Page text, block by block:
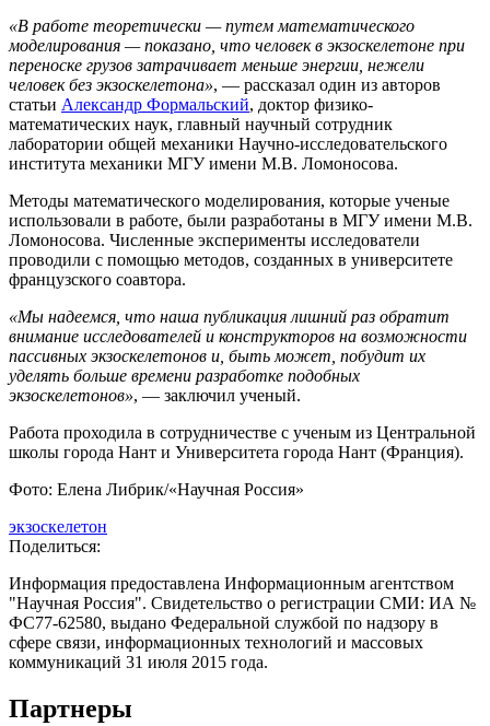
«В работе теоретически — путем математического
моделирования — показано, что человек в экзоскелетоне при
переноске грузов затрачивает меньше энергии, нежели
человек без экзоскелетона», — рассказал один из авторов
статьи Александр Формальский, доктор физико-
математических наук, главный научный сотрудник
лаборатории общей механики Научно-исследовательского
института механики МГУ имени М.В. Ломоносова.
Методы математического моделирования, которые ученые
использовали в работе, были разработаны в МГУ имени М.В.
Ломоносова. Численные эксперименты исследователи
проводили с помощью методов, созданных в университете
французского соавтора.
«Мы надеемся, что наша публикация лишний раз обратит
внимание исследователей и конструкторов на возможности
пассивных экзоскелетонов и, быть может, побудит их
уделять больше времени разработке подобных
экзоскелетонов», — заключил ученый.
Работа проходила в сотрудничестве с ученым из Центральной
школы города Нант и Университета города Нант (Франция).
Фото: Елена Либрик/«Научная Россия»
экзоскелетон
Поделиться:
Информация предоставлена Информационным агентством
"Научная Россия". Свидетельство о регистрации СМИ: ИА №
ФС77-62580, выдано Федеральной службой по надзору в
сфере связи, информационных технологий и массовых
коммуникаций 31 июля 2015 года.
Партнеры